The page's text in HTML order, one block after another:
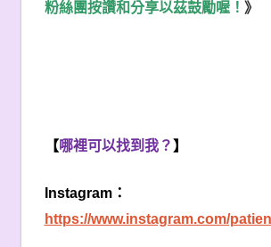
粉絲團按讚和分享以茲鼓勵喔！ 》
【哪裡可以找到我？ 】
Instagram：
https://www.instagram.com/